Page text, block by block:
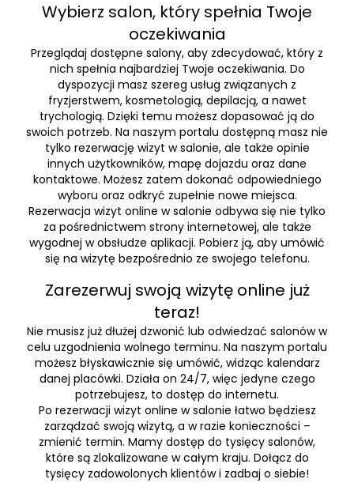
Wybierz salon, który spełnia Twoje
oczekiwania
Przeglądaj dostępne salony, aby zdecydować, który z
nich spełnia najbardziej Twoje oczekiwania. Do
dyspozycji masz szereg usług związanych z
fryzjerstwem, kosmetologią, depilacją, a nawet
trychologią. Dzięki temu możesz dopasować ją do
swoich potrzeb. Na naszym portalu dostępną masz nie
tylko rezerwację wizyt w salonie, ale także opinie
innych użytkowników, mapę dojazdu oraz dane
kontaktowe. Możesz zatem dokonać odpowiedniego
wyboru oraz odkryć zupełnie nowe miejsca.
Rezerwacja wizyt online w salonie odbywa się nie tylko
za pośrednictwem strony internetowej, ale także
wygodnej w obsłudze aplikacji. Pobierz ją, aby umówić
się na wizytę bezpośrednio ze swojego telefonu.
Zarezerwuj swoją wizytę online już
teraz!
Nie musisz już dłużej dzwonić lub odwiedzać salonów w
celu uzgodnienia wolnego terminu. Na naszym portalu
możesz błyskawicznie się umówić, widząc kalendarz
danej placówki. Działa on 24/7, więc jedyne czego
potrzebujesz, to dostęp do internetu.
Po rezerwacji wizyt online w salonie łatwo będziesz
zarządzać swoją wizytą, a w razie konieczności –
zmienić termin. Mamy dostęp do tysięcy salonów,
które są zlokalizowane w całym kraju. Dołącz do
tysięcy zadowolonych klientów i zadbaj o siebie!